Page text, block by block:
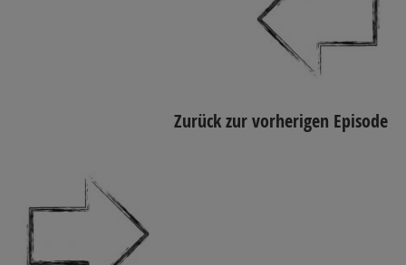
Zurück zur vorherigen Episode